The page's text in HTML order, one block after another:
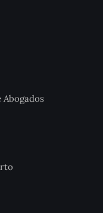
Abogados